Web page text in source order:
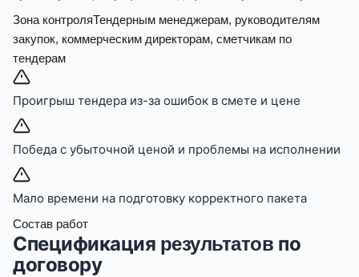
Зона контроляТендерным менеджерам, руководителям
закупок, коммерческим директорам, сметчикам по
тендерам
Проигрыш тендера из-за ошибок в смете и цене
Победа с убыточной ценой и проблемы на исполнении
Мало времени на подготовку корректного пакета
Состав работ
Спецификация результатов по
договору